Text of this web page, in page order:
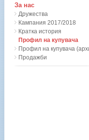
За нас
Дружества
Кампания 2017/2018
Кратка история
Профил на купувача
Профил на купувача
Продажби